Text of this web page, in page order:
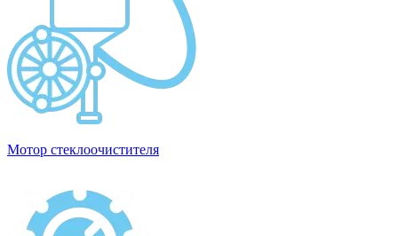
Мотор стеклоочистителя